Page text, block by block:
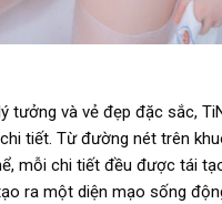
tưởng và vẻ đẹp đặc sắc,
tiết. Từ đường nét trên
mỗi chi tiết đều được tái
ra một diện mạo sống